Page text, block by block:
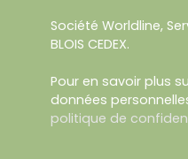
Société Worldline,
BLOIS CEDEX.
Pour en savoir plus
données
politique de